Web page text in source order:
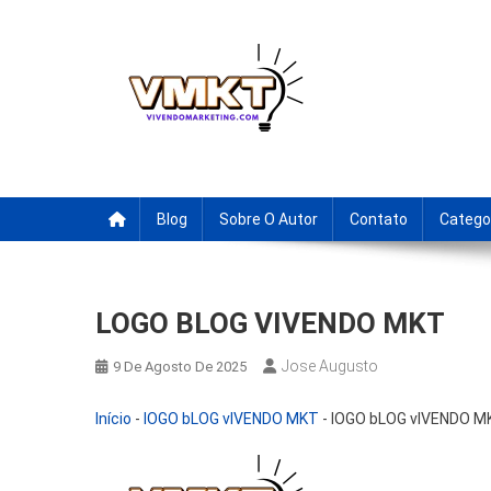
Blog Sobre O Autor Contato
LOGO BLOG VIVENDO MKT
9 De Agosto De 2025 Jose Augusto
Início - lOGO bLOG vIVENDO MKT - lOGO bLOG vIVENDO